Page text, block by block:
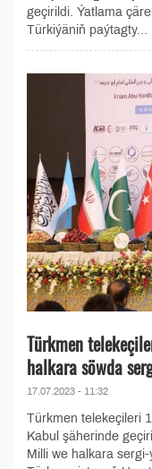
geçirildi. Ýatlama
Türkiýäniň paýtagty...
Türkmen
halkara söwda
17.07.2023 - 11:32
Türkmen telekeçileri
Kabul şäherinde
Milli we halkara